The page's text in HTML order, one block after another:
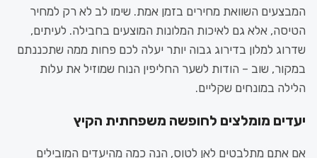
המבצעים השוואת מחירים בזמן אמת. שימו לב לא רק למחיר
הטיסה, אלא גם לאיכות המלונות המוצעים בחבילה. לעיתים,
שדרוג למלון בדירוג גבוה יותר יעלה לכם פחות ממה שתכננתם
במקור, שוב – הודות לשער החליפין הנוח שמוזיל את עלות
הלילה במונחים שקליים.
יעדים מומלצים לחופשה משפחתית הקיץ
אם אתם מתלבטים לאן לטוס, הנה כמה מהיעדים המובילים